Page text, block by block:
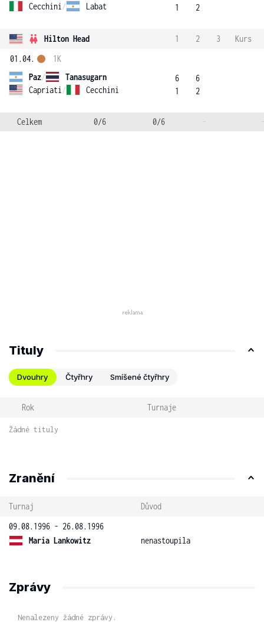
Cecchini / Labat
1
2
Hilton Head 1 2 3
Kurs
01.04.
Paz/
Tanasugarn
Capriati / Cecchini
1K
6
1
6
2
Celkem 0/6 0/6 -
Tituly
Dvouhry Čtyřhry Smíšené čtyřhry
Rok Turnaje
Žádné tituly
Zranění
Turnaj
Důvod
09.08.1996 - 26.08.1996
Maria Lankowitz
nenastoupila
Zprávy
Nenalezeny žádné zprávy.